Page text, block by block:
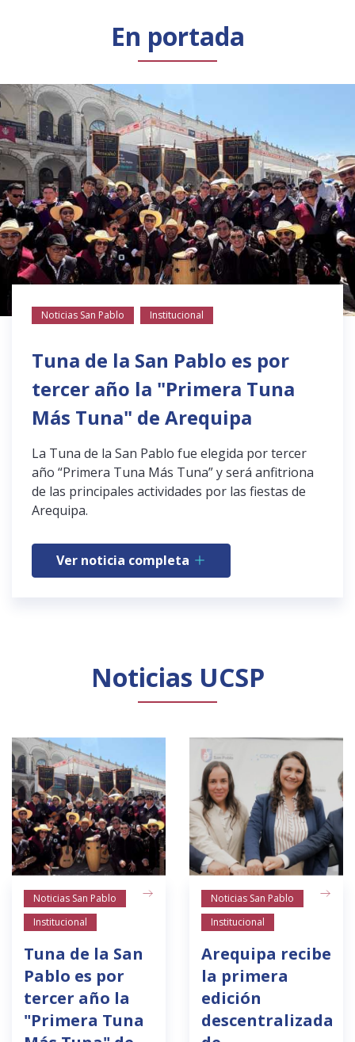
En portada
Noticias San Pablo Institucional
Tuna de la San Pablo es por
tercer año la "Primera Tuna
Más Tuna" de Arequipa
La Tuna de la San Pablo fue elegida por tercer
año “Primera Tuna Más Tuna” y será anfitriona
de las principales actividades por las fiestas de
Arequipa.
Ver noticia completa
Noticias UCSP
Noticias San Pablo
Institucional
Tuna de la San
Pablo es por
tercer año la
"Primera Tuna
Noticias San Pablo
Institucional
Arequipa recibe
la primera
edición
descentralizada